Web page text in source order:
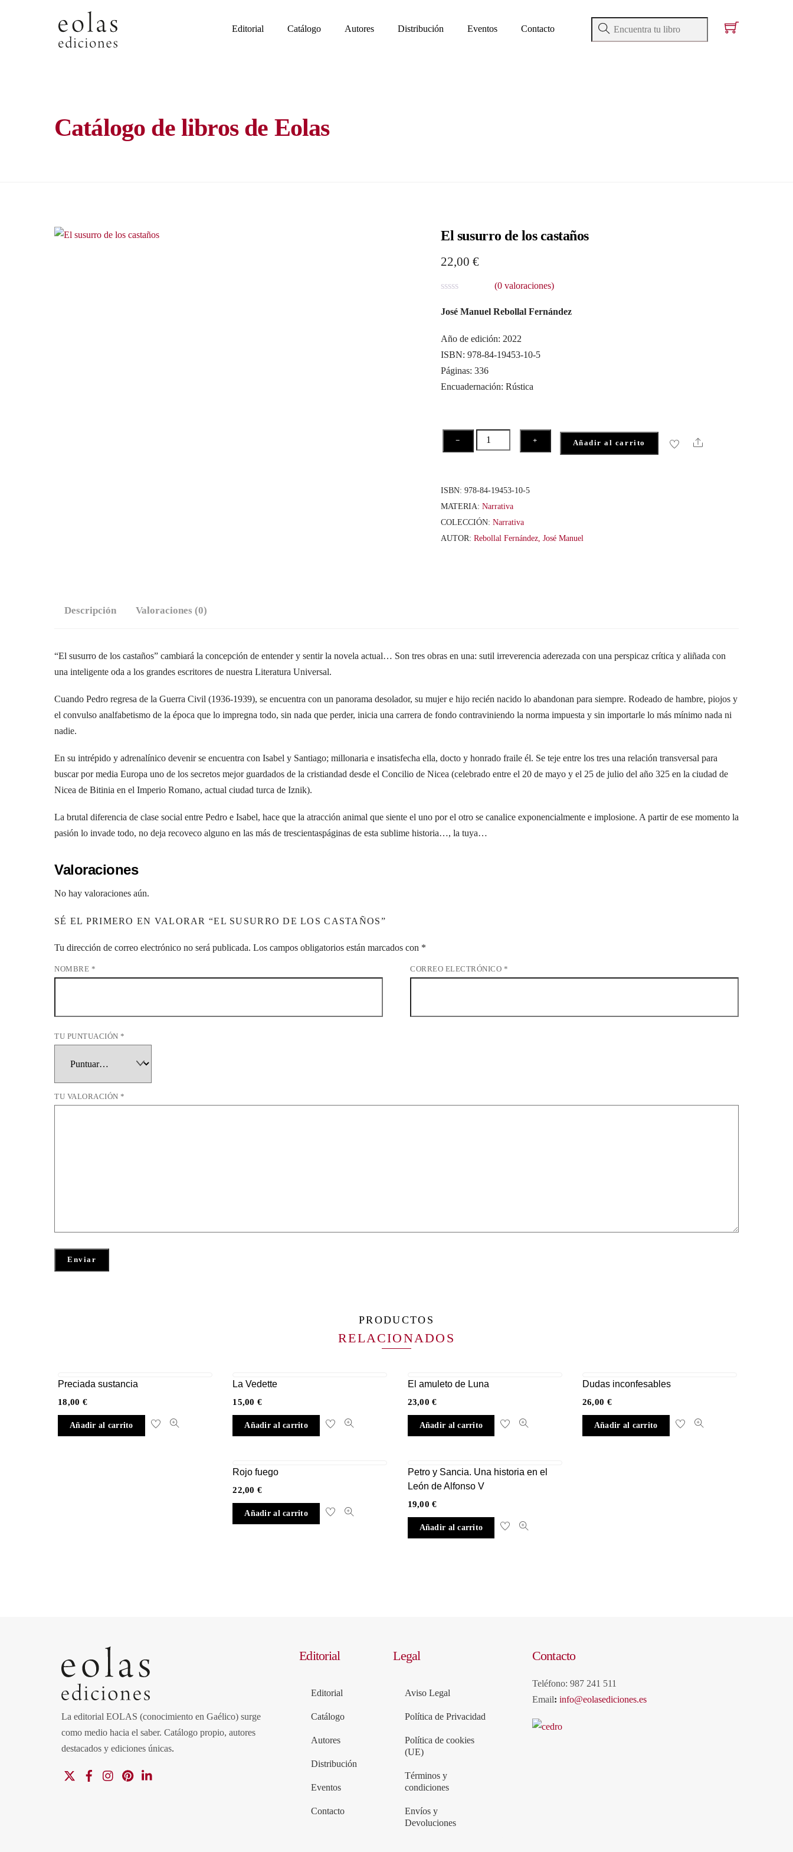
Editorial Catálogo Autores Distribución Eventos Contacto
Catálogo de libros de Eolas
El susurro de los castaños
22,00€
a
r
d
o
c
o
5
(0valoraciones)
José Manuel Rebollal Fernández
Año de edición: 2022
ISBN: 978-84-19453-10-5
Páginas: 336
Encuadernación: Rústica
−
susurro
cantidad
+ Añadir al carrito Share
ISBN:978-84-19453-10-5
MATERIA:Narrativa
COLECCIÓN:Narrativa
AUTOR:Rebollal Fernández, José Manuel
Descripción Valoraciones (0)
“El susurro de los castaños” cambiará la concepción de entender y sentir la novela actual… Son tres obras en una: sutil irreverencia aderezada con una perspicaz crítica y aliñada con
una inteligente oda a los grandes escritores de nuestra Literatura Universal.
Cuando Pedro regresa de la Guerra Civil (1936-1939), se encuentra con un panorama desolador, su mujer e hijo recién nacido lo abandonan para siempre. Rodeado de hambre, piojos y
el convulso analfabetismo de la época que lo impregna todo, sin nada que perder, inicia una carrera de fondo contraviniendo la norma impuesta y sin importarle lo más mínimo nada ni
nadie.
En su intrépido y adrenalínico devenir se encuentra con Isabel y Santiago; millonaria e insatisfecha ella, docto y honrado fraile él. Se teje entre los tres una relación transversal para
buscar por media Europa uno de los secretos mejor guardados de la cristiandad desde el Concilio de Nicea (celebrado entre el 20 de mayo y el 25 de julio del año 325 en la ciudad de
Nicea de Bitinia en el Imperio Romano, actual ciudad turca de Iznik).
La brutal diferencia de clase social entre Pedro e Isabel, hace que la atracción animal que siente el uno por el otro se canalice exponencialmente e implosione. A partir de ese momento la
pasión lo invade todo, no deja recoveco alguno en las más de trescientaspáginas de esta sublime historia…, la tuya…
Valoraciones
No hay valoraciones aún.
SÉ EL PRIMERO EN VALORAR “EL SUSURRO DE LOS CASTAÑOS”
Tu dirección de correo electrónico no será publicada. Los campos obligatorios están marcados con *
NOMBRE * CORREO ELECTRÓNICO *
TU PUNTUACIÓN*
TU VALORACIÓN*
PRODUCTOS
RELACIONADOS
Preciada sustancia
18,00 €
Añadir al carrito
La Vedette
15,00€
Añadir al carrito
El amuleto de Luna
23,00€
Añadir al carrito
Dudas inconfesables
26,00 €
Añadir al carrito
Rojo fuego
22,00€
Añadir al carrito
Petro y Sancia. Una historia en el
León de Alfonso V
19,00€
Añadir al carrito
La editorial EOLAS (conocimiento en Gaélico) surge
como medio hacia el saber. Catálogo propio, autores
destacados y ediciones únicas.
FacebookInstagramPinterest
Editorial
Editorial
Catálogo
Autores
Distribución
Eventos
Contacto
Legal
Aviso Legal
Política de Privacidad
Política de cookies
(UE)
Términos y
condiciones
Envíos y
Devoluciones
Contacto
Teléfono: 987 241 511
Email: info@eolasediciones.es